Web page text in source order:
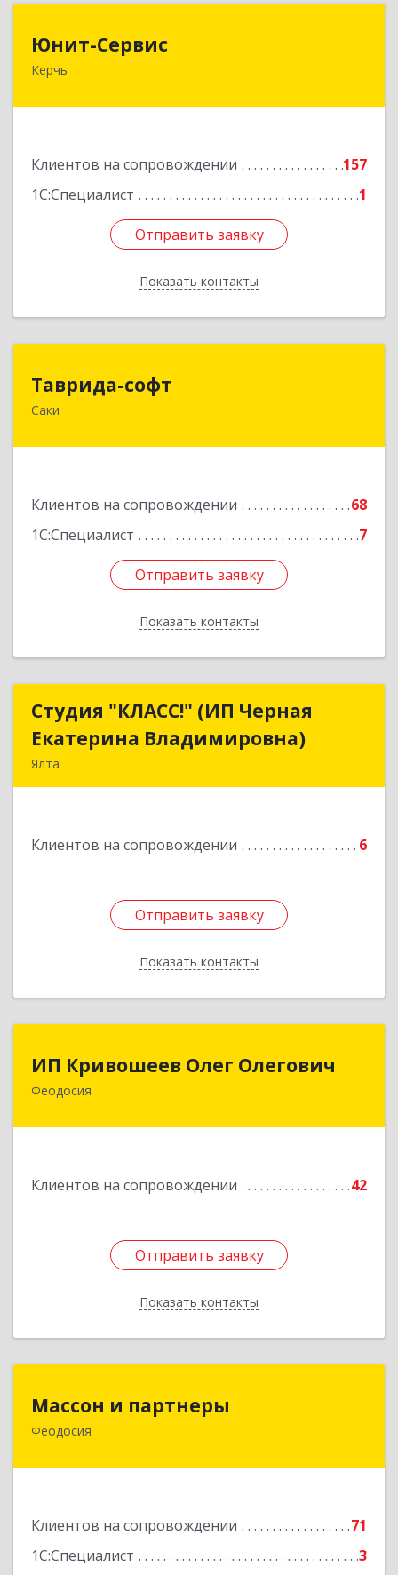
Юнит-Сервис
Керчь
Клиентов на сопровождении
157
1С:Специалист
1
Отправить заявку
Показать контакты
298300, Крым Респ, Керчь г, Кооперативный
Отправить заявку
Назад
Таврида-софт
Саки
Клиентов на сопровождении
68
1С:Специалист
7
Отправить заявку
Показать контакты
Подробнее
Отправить заявку
Назад
Студия "КЛАСС!" (ИП Черная
Екатерина Владимировна)
Ялта
Клиентов на сопровождении 6
Отправить заявку
Показать контакты
Студия "КЛАСС!" (ИП Черная
Екатерина Владимировна)
Отправить заявку
Назад
ИП Кривошеев Олег Олегович
Феодосия
Клиентов на сопровождении 42
Отправить заявку
Показать контакты
Отправить заявку
Назад
Массон и партнеры
Феодосия
Клиентов на сопровождении
71
1С:Специалист
3
298112, Крым Респ, Феодосия г, Крымская ул,